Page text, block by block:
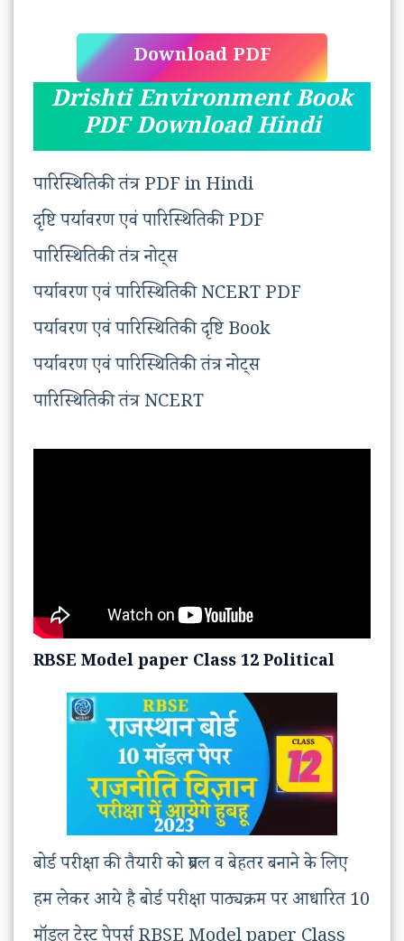
Download PDF
Drishti Environment Book
PDF Download Hindi
पारिस्थितिकी तंत्र PDF in Hindi
दृष्टि पर्यावरण एवं पारिस्थितिकी PDF
पारिस्थितिकी तंत्र नोट्स
पर्यावरण एवं पारिस्थितिकी NCERT PDF
पर्यावरण एवं पारिस्थितिकी दृष्टि Book
पर्यावरण एवं पारिस्थितिकी तंत्र नोट्स
पारिस्थितिकी तंत्र NCERT
RBSE Model paper Class 12 Political
बोर्ड परीक्षा की तैयारी को प्रबल व बेहतर बनाने के लिए
हम लेकर आये है बोर्ड परीक्षा पाठ्यक्रम पर आधारित 10